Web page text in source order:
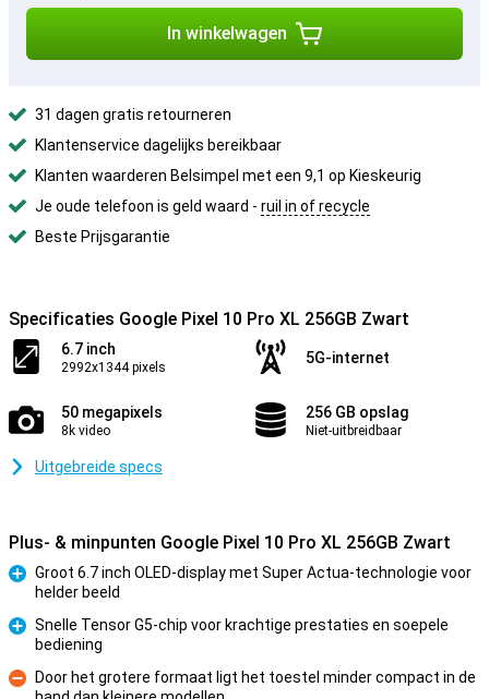
In winkelwagen
31 dagen gratis retourneren
Klantenservice dagelijks bereikbaar
Klanten waarderen Belsimpel met een 9,1 op Kieskeurig
Je oude telefoon is geld waard - ruil in of recycle
Beste Prijsgarantie
Specificaties Google Pixel 10 Pro XL 256GB Zwart
6.7 inch
2992x1344 pixels
5G-internet
50 megapixels
8k video
256 GB opslag
Niet-uitbreidbaar
Uitgebreide specs
Plus- & minpunten Google Pixel 10 Pro XL 256GB Zwart
Pluspunt
Groot 6.7 inch OLED-display met Super Actua-technologie voor
helder beeld
Pluspunt
Snelle Tensor G5-chip voor krachtige prestaties en soepele
bediening
Door het grotere formaat ligt het toestel minder compact in de